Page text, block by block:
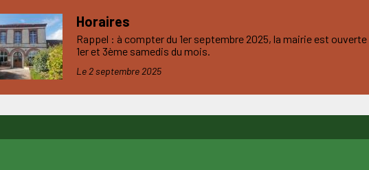
Horaires
Rappel : à compter du 1er septembre 2025, la mairie est ouverte
1er et 3ème samedis du mois.
Le 2 septembre 2025